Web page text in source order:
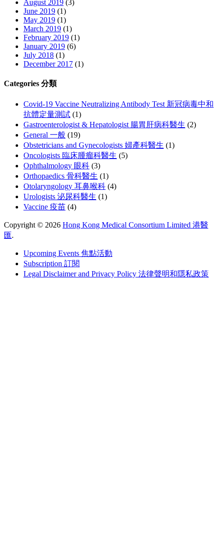
August 2019 (3)
June 2019 (1)
May 2019 (1)
March 2019 (1)
February 2019 (1)
January 2019 (6)
July 2018 (1)
December 2017 (1)
Categories 分類
Covid-19 Vaccine Neutralizing Antibody Test 新冠病毒中和
抗體定量測試 (1)
Gastroenterologist & Hepatologist 腸胃肝病科醫生 (2)
General 一般 (19)
Obstetricians and Gynecologists 婦產科醫生 (1)
Oncologists 臨床腫瘤科醫生 (5)
Ophthalmology 眼科 (3)
Orthopaedics 骨科醫生 (1)
Otolaryngology 耳鼻喉科 (4)
Urologists 泌尿科醫生 (1)
Vaccine 疫苗 (4)
Copyright © 2026 Hong Kong Medical Consortium Limited 港醫
匯.
Upcoming Events 焦點活動
Subscription 訂閱
Legal Disclaimer and Privacy Policy 法律聲明和隱私政策